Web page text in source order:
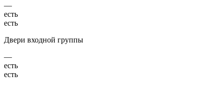
—
есть
есть
Двери входной группы
—
есть
есть